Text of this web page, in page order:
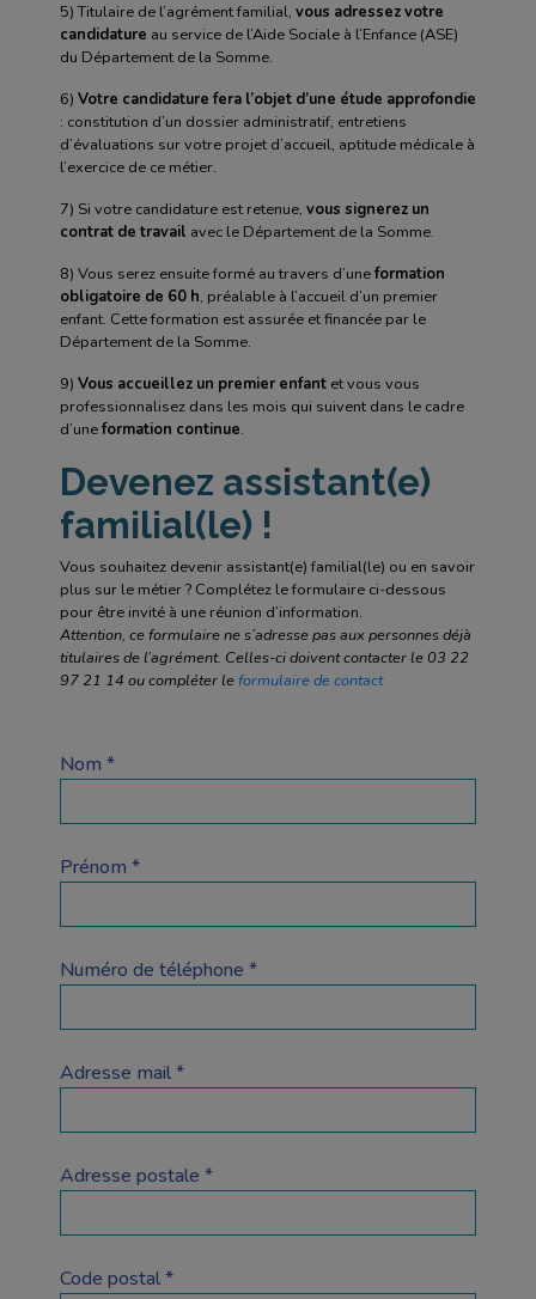
5) Titulaire de l’agrément familial, vous adressez votre
candidature au service de l’Aide Sociale à l’Enfance (ASE)
du Département de la Somme.
6) Votre candidature fera l’objet d’une étude approfondie
: constitution d’un dossier administratif, entretiens
d’évaluations sur votre projet d’accueil, aptitude médicale à
l’exercice de ce métier.
7) Si votre candidature est retenue, vous signerez un
contrat de travail avec le Département de la Somme.
8) Vous serez ensuite formé au travers d’uneformation
obligatoire de 60 h, préalable à l’accueil d’un premier
enfant. Cette formation est assurée et financée par le
Département de la Somme.
9) Vous accueillez un premier enfantet vous vous
professionnalisez dans les mois qui suivent dans le cadre
d’uneformation continue.
Devenez assistant(e)
familial(le) !
Vous souhaitez devenir assistant(e) familial(le) ou en savoir
plus sur le métier ? Complétez le formulaire ci-dessous
pour être invité à une réunion d’information.
Attention, ce formulaire ne s’adresse pas aux personnes déjà
titulaires de l’agrément. Celles-ci doivent contacter le 03 22
97 21 14 ou compléter leformulaire de contact
Nom *
Prénom *
Numéro de téléphone *
Adresse mail *
Adresse postale *
Code postal *